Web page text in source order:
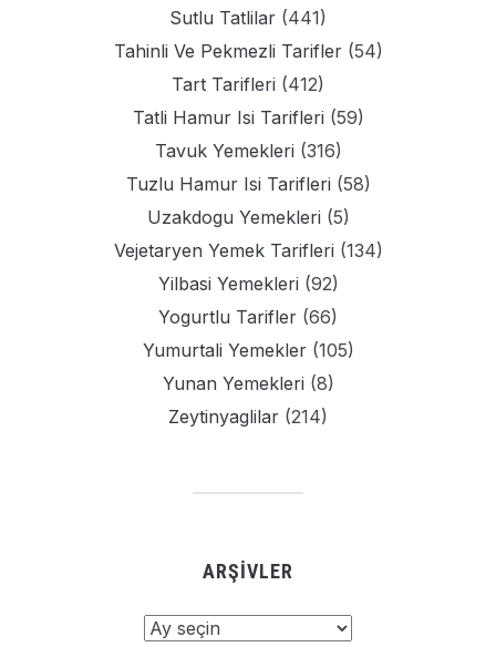
Sutlu Tatlilar (441)
Tahinli Ve Pekmezli Tarifler(54)
Tart Tarifleri (412)
Tatli Hamur Isi Tarifleri (59)
Tavuk Yemekleri (316)
Tuzlu Hamur Isi Tarifleri (58)
Uzakdogu Yemekleri (5)
Vejetaryen Yemek Tarifleri (134)
Yilbasi Yemekleri (92)
Yogurtlu Tarifler (66)
Yumurtali Yemekler(105)
Yunan Yemekleri (8)
Zeytinyaglilar (214)
ARŞIVLER